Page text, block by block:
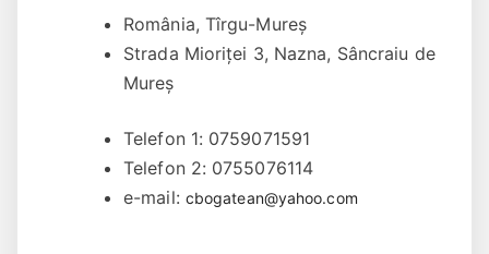
România, Tîrgu-Mureș
Strada Mioriței 3, Nazna, Sâncraiu de
Mureș
Telefon 1: 0759071591
Telefon 2: 0755076114
e-mail: cbogatean@yahoo.com